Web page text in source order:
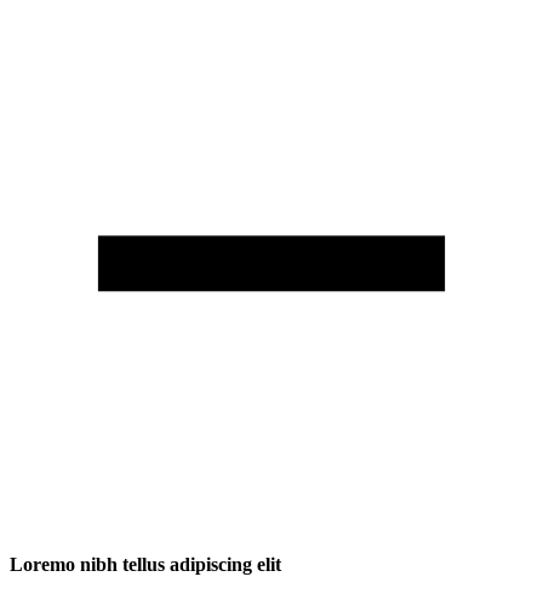
Loremo nibh tellus adipiscing elit